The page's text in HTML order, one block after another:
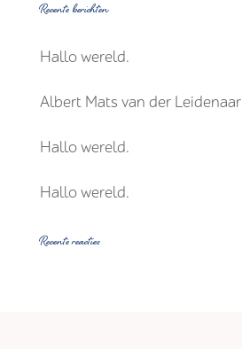
Recente berichten
Hallo wereld.
Albert Mats van der Leidenaar
Hallo wereld.
Hallo wereld.
Recente reacties